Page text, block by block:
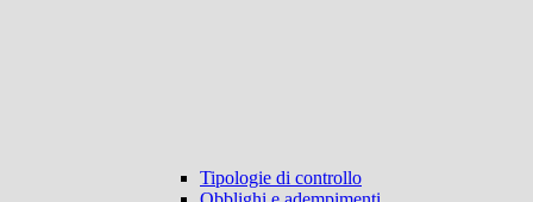
Tipologie di controllo